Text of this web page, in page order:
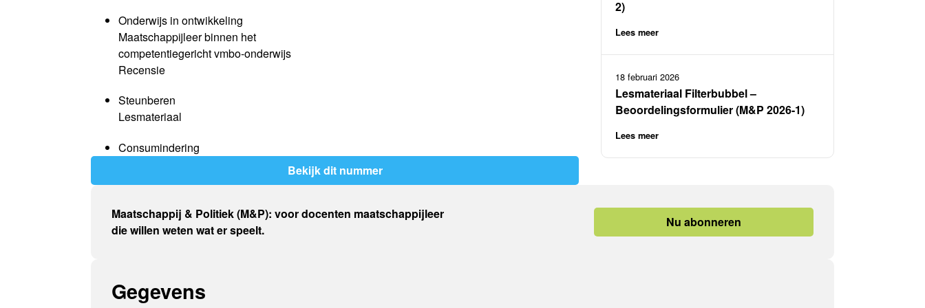
Onderwijs in ontwikkeling
Maatschappijleer binnen het
competentiegericht vmbo-onderwijs
Recensie
Steunberen
Lesmateriaal
Consumindering
Bekijk dit nummer
2)
Lees meer
18 februari 2026
Lesmateriaal Filterbubbel –
Beoordelingsformulier (M&P 2026-1)
Lees meer
Maatschappij & Politiek (M&P): voor docenten maatschappijleer
die willen weten wat er speelt.
Nu abonneren
Gegevens